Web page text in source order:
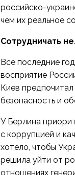
российско-
чем их реальное
Сотрудничать
Все последние
восприятие
Киев
безопасность и
У Берлина
с коррупцией и
хотело, чтобы
решила уйти от
отношениях